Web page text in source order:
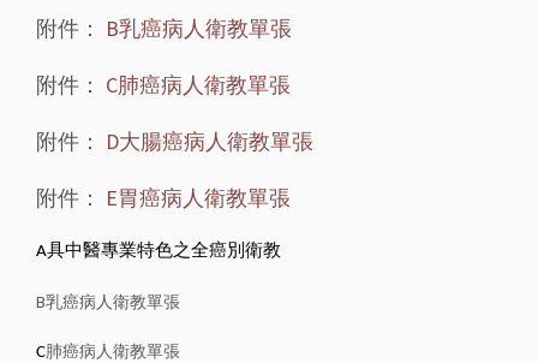
附件： B乳癌病人衛教單張
附件： C肺癌病人衛教單張
附件： D大腸癌病人衛教單張
附件： E胃癌病人衛教單張
A具中醫專業特色之全癌別衛教
B乳癌病人衛教單張
C肺癌病人衛教單張